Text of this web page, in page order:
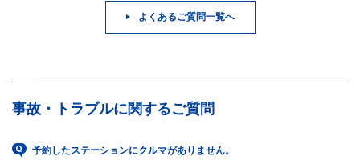
よくあるご質問一覧へ
事故・トラブルに関するご質問
予約したステーションにクルマがありません。